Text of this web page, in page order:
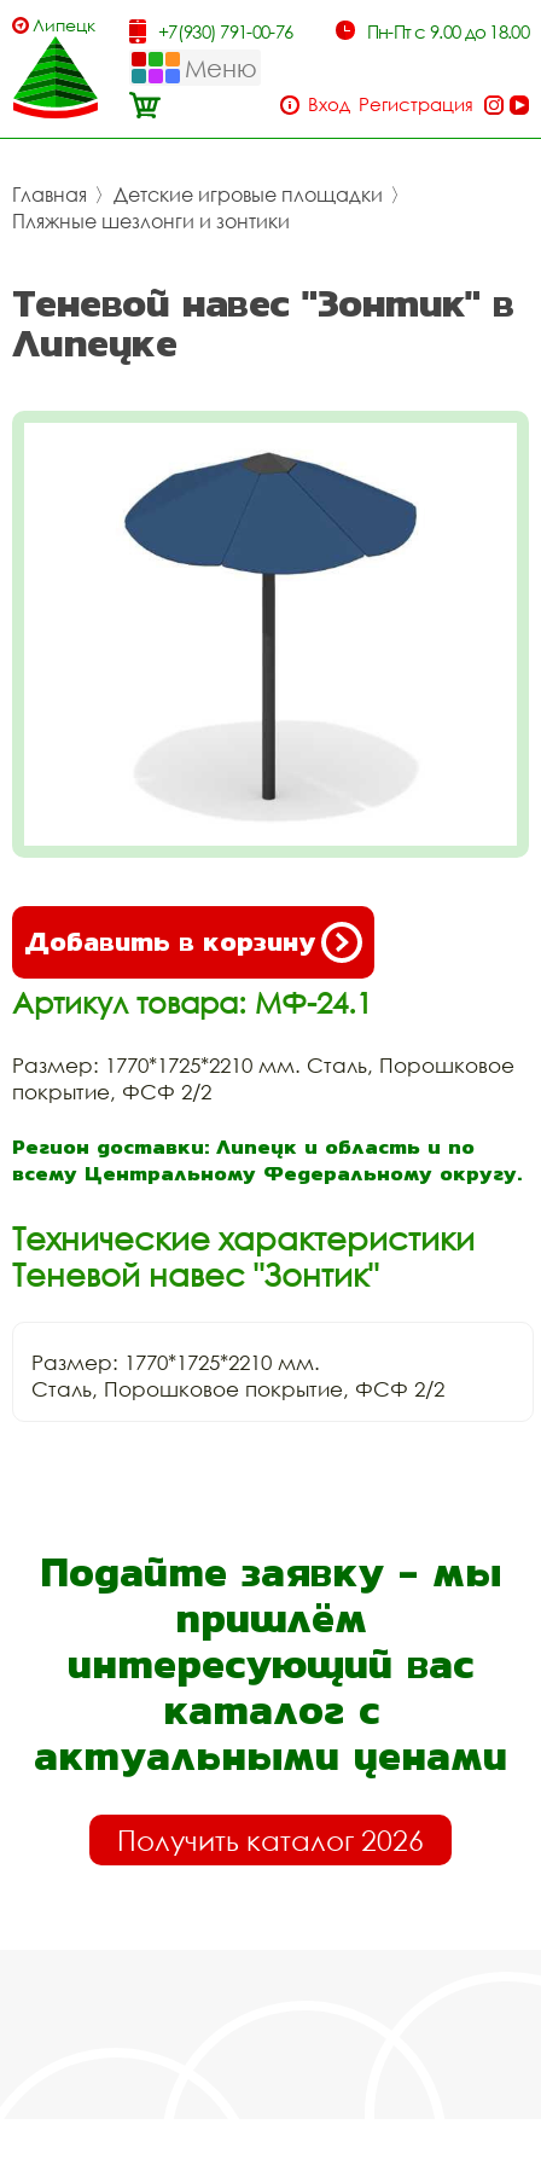
Липецк +7(930) 791-00-76 Пн-Пт с 9.00 до 18.00
Меню
Вход Регистрация
Главная 〉 Детские игровые площадки 〉
Пляжные шезлонги и зонтики
Теневой навес "Зонтик" в
Липецке
Добавить в корзину
Артикул товара: МФ-24.1
Размер: 1770*1725*2210 мм. Сталь, Порошковое
покрытие, ФСФ 2/2
Регион доставки: Липецк и область и по
всему Центральному Федеральному округу.
Технические характеристики
Теневой навес "Зонтик"
Размер: 1770*1725*2210 мм.
Сталь, Порошковое покрытие, ФСФ 2/2
Подайте заявку - мы
пришлём
интересующий вас
каталог с
актуальными ценами
Получить каталог 2026